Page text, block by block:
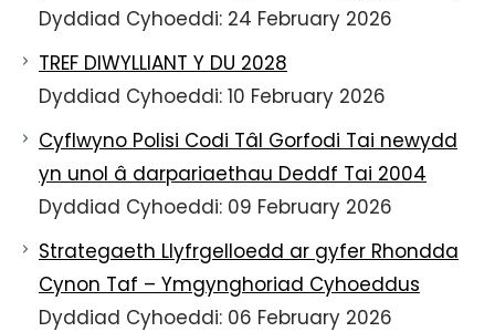
Dyddiad Cyhoeddi: 24 February 2026
TREF DIWYLLIANT Y DU 2028
Dyddiad Cyhoeddi: 10 February 2026
Cyflwyno Polisi Codi Tâl Gorfodi Tai newydd
yn unol â darpariaethau Deddf Tai 2004
Dyddiad Cyhoeddi: 09 February 2026
Strategaeth Llyfrgelloedd ar gyfer Rhondda
Cynon Taf – Ymgynghoriad Cyhoeddus
Dyddiad Cyhoeddi: 06 February 2026